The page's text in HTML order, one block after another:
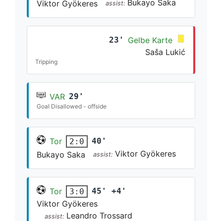
Viktor Gyökeres assist: Bukayo Saka
23'
Gelbe Karte
Saša Lukić
Tripping
VAR 29'
Goal Disallowed - offside
Tor 2:0 40'
Bukayo Saka assist: Viktor Gyökeres
Tor 3:0 45' +4'
Viktor Gyökeres
assist: Leandro Trossard